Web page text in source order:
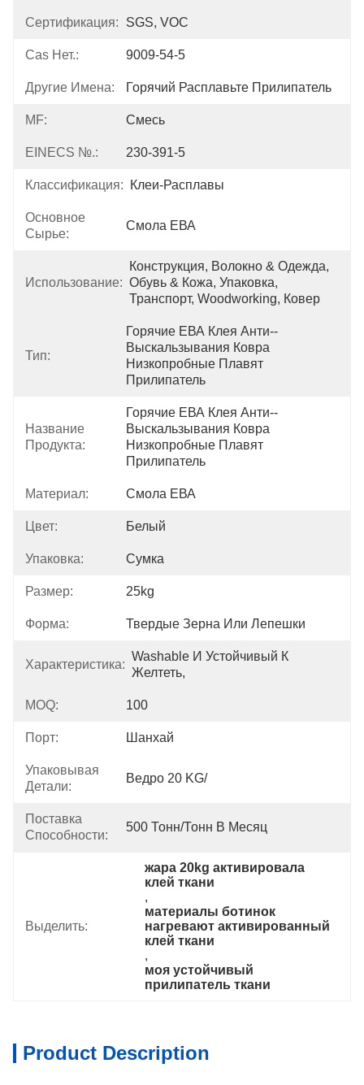
Сертификация: SGS, VOC
Cas Нет.: 9009-54-5
Другие Имена: Горячий Расплавьте Прилипатель
MF: Смесь
EINECS №.: 230-391-5
Классификация: Клеи-Расплавы
Основное
Сырье:
Смола ЕВА
Использование:
Конструкция, Волокно & Одежда,
Обувь & Кожа, Упаковка,
Транспорт, Woodworking, Ковер
Тип:
Горячие ЕВА Клея Анти--
Выскальзывания Ковра
Низкопробные Плавят
Прилипатель
Название
Продукта:
Горячие ЕВА Клея Анти--
Выскальзывания Ковра
Низкопробные Плавят
Прилипатель
Материал: Смола ЕВА
Цвет: Белый
Упаковка: Сумка
Размер: 25kg
Форма: Твердые Зерна Или Лепешки
Характеристика:
Washable И Устойчивый К
Желтеть,
MOQ: 100
Порт: Шанхай
Упаковывая
Детали:
Ведро 20 KG/
Поставка
Способности:
500 Тонн/тонн В Месяц
Выделить:
жара 20kg активировала
клей ткани
,
материалы ботинок
нагревают активированный
клей ткани
,
моя устойчивый
прилипатель ткани
Product Description